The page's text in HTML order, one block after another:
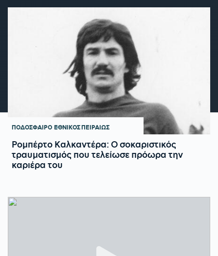
ΠΟΔΟΣΦΑΙΡΟ ΕΘΝΙΚΟΣ ΠΕΙΡΑΙΩΣ
Ρομπέρτο Καλκαντέρα: Ο σοκαριστικός
τραυματισμός που τελείωσε πρόωρα την
καριέρα του